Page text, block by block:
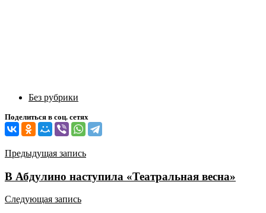
Без рубрики
Поделиться в соц. сетях
Навигация
по
записям
Предыдущая запись
В Абдулино наступила «Театральная весна»
Следующая запись